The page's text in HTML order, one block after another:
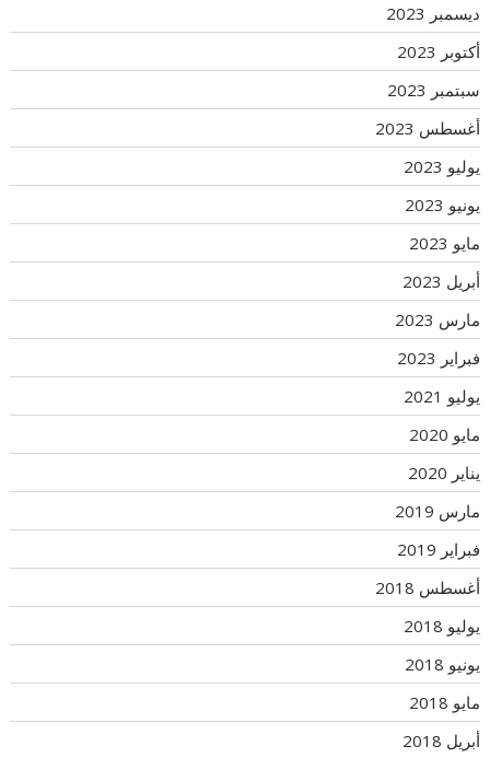
ديسمبر 2023
أكتوبر 2023
سبتمبر 2023
أغسطس 2023
يوليو 2023
يونيو 2023
مايو 2023
أبريل 2023
مارس 2023
فبراير 2023
يوليو 2021
مايو 2020
يناير 2020
مارس 2019
فبراير 2019
أغسطس 2018
يوليو 2018
يونيو 2018
مايو 2018
أبريل 2018